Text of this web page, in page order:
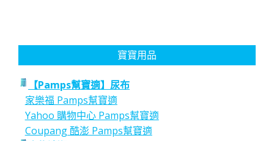
寶寶用品
【Pamps幫寶適】尿布
家樂福 Pamps幫寶適
Yahoo 購物中心 Pamps幫寶適
Coupang 酷澎 Pamps幫寶適